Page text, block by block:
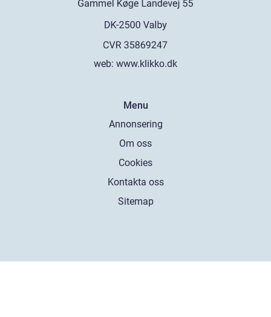
web: www.klikko.dk
Menu
Annonsering
Om oss
Cookies
Kontakta oss
Sitemap